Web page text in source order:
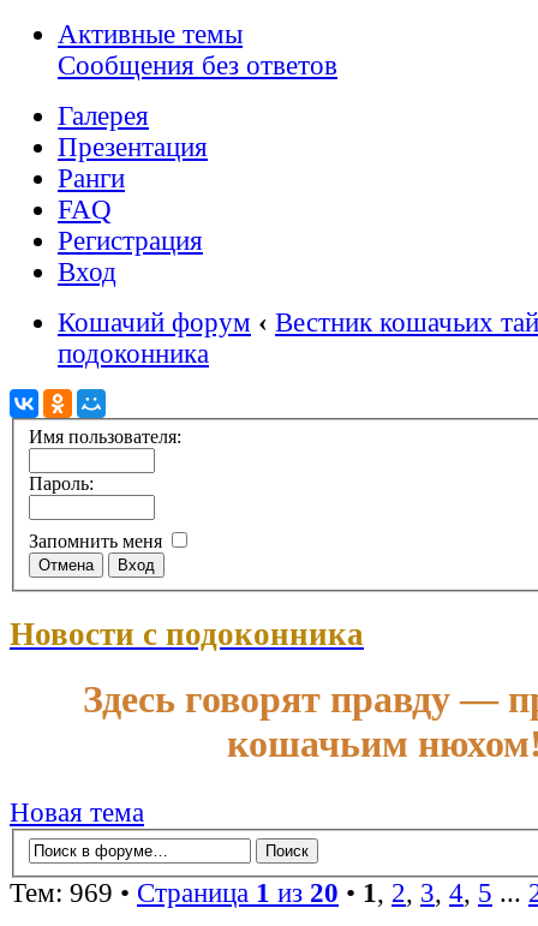
Активные темы
Сообщения без ответов
Галерея
Презентация
Ранги
FAQ
Регистрация
Вход
Кошачий форум ‹ Вестник кошачьих
подоконника
Имя пользователя:
Пароль:
Запомнить меня
Новости с подоконника
Здесь говорят правду —
кошачьим
Новая тема
Тем: 969 • Страница 1 из 20 • 1, 2, 3, 4, 5 ...